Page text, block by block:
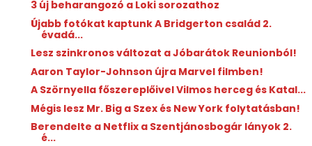
3 új beharangozó a Loki sorozathoz
Újabb fotókat kaptunk A Bridgerton család 2.
évadá...
Lesz szinkronos változat a Jóbarátok Reunionból!
Aaron Taylor-Johnson újra Marvel filmben!
A Szörnyella főszereplőivel Vilmos herceg és Katal...
Mégis lesz Mr. Big a Szex és New York folytatásban!
Berendelte a Netflix a Szentjánosbogár lányok 2.
é...